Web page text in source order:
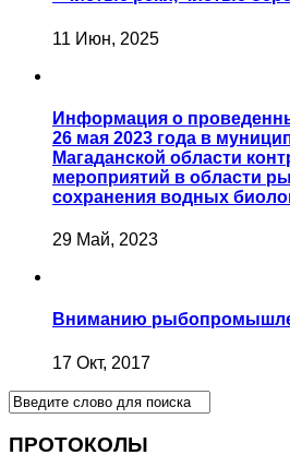
11 Июн, 2025
Информация о
26 мая 2023 года в
Магаданской области
мероприятий в области
сохранения водных
29 Май, 2023
Вниманию
17 Окт, 2017
ПРОТОКОЛЫ